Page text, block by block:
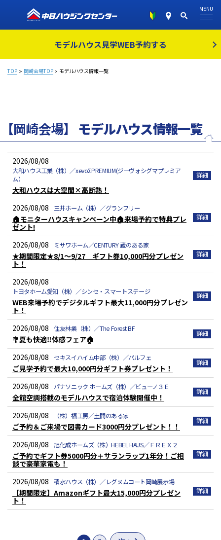
モデルハウス見学WEB予約する
MENU
TOP 岡崎会場TOP モデルハウス情報一覧
【岡崎会場】 モデルハウス情報一覧
2026/08/08
大和ハウス工業（株）／xevoΣPREMIUM(ジーヴォシグマプレミア
ム）
大和ハウスは大空間×高断熱！
2026/08/08
三井ホーム（株）／グランフリー
🏠モニターハウスキャンペーン中🏠来場予約で特典プレ
ゼント!
2026/08/08
ミサワホーム／CENTURY 蔵のある家
★期間限定★8/1～9/27 ギフト券10,000円分プレゼン
ト！
2026/08/08
トヨタホーム愛知（株）／シンセ・スマートステージ
WEB来場予約でデジタルギフト最大11,000円分プレゼン
ト！
2026/08/08
住友林業（株）／The Forest BF
🎐夏も快適‼️体感フェア🏠
2026/08/08
セキスイハイム中部（株）／パルフェ
ご見学予約で最大10,000円分ギフト券プレゼント！
2026/08/08
パナソニック ホームズ（株）／ビューノ３Ｅ
全館空調搭載のモデルハウスで宿泊体験開催中！
2026/08/08
（株）福工房／土間のある家
ご予約＆ご来場で図書カード3000円分プレゼント！！
2026/08/08
旭化成ホームズ（株）HEBEL HAUS／ＦＲＥＸ２
ご予約でギフト券5000円分＋サランラップ1年分！ご相
談で豪華家電も！
2026/08/08
積水ハウス（株）／レグヌムコート岡崎展示場
【期間限定】Amazonギフト最大15,000円分プレゼン
ト！